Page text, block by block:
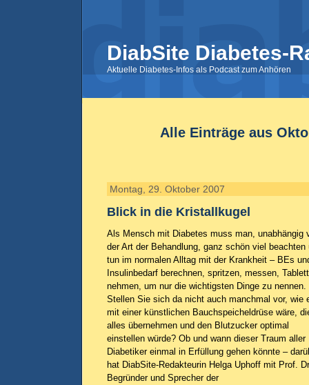
DiabSite Diabetes-
Aktuelle Diabetes-Infos als Podcast zum Anhören
Alle Einträge aus
Montag, 29. Oktober 2007
Blick in die Kristallkugel
Als Mensch mit Diabetes muss man, unabhängig
der Art der Behandlung, ganz schön viel beachten
tun im normalen Alltag mit der Krankheit – BEs
Insulinbedarf berechnen, spritzen, messen,
nehmen, um nur die wichtigsten Dinge zu nennen.
Stellen Sie sich da nicht auch manchmal vor, wie
mit einer künstlichen Bauchspeicheldrüse wäre,
alles übernehmen und den Blutzucker optimal
einstellen würde? Ob und wann dieser Traum aller
Diabetiker einmal in Erfüllung gehen könnte –
hat DiabSite-Redakteurin Helga Uphoff mit Prof.
Begründer und Sprecher der